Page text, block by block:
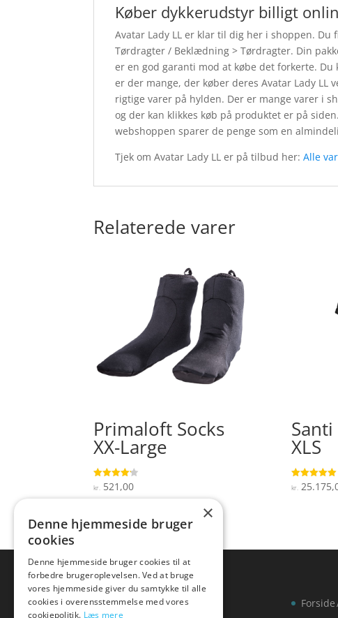
Køber dykkerudstyr billigt
Avatar Lady LL er klar til dig her i shoppen.
Tørdragter / Beklædning > Tørdragter. Din
er en god garanti mod at købe det forkerte.
er der mange, der køber deres Avatar Lady LL
rigtige varer på hylden. Der er mange varer i
og der kan klikkes køb på produktet er på
webshoppen sparer de penge som en
Tjek om Avatar Lady LL er på tilbud her:Alle
Relaterede varer
Primaloft Socks
XX-Large
Vurderet
4.1
ud af 5
kr. 521,00
XLS
Vurderet
5
kr.
Forside
×
Denne hjemmeside bruger
cookies
Denne hjemmeside bruger cookies til at
forbedre brugeroplevelsen. Ved at bruge
vores hjemmeside giver du samtykke til alle
cookies i overensstemmelse med vores
cookiepolitik. Læs mere